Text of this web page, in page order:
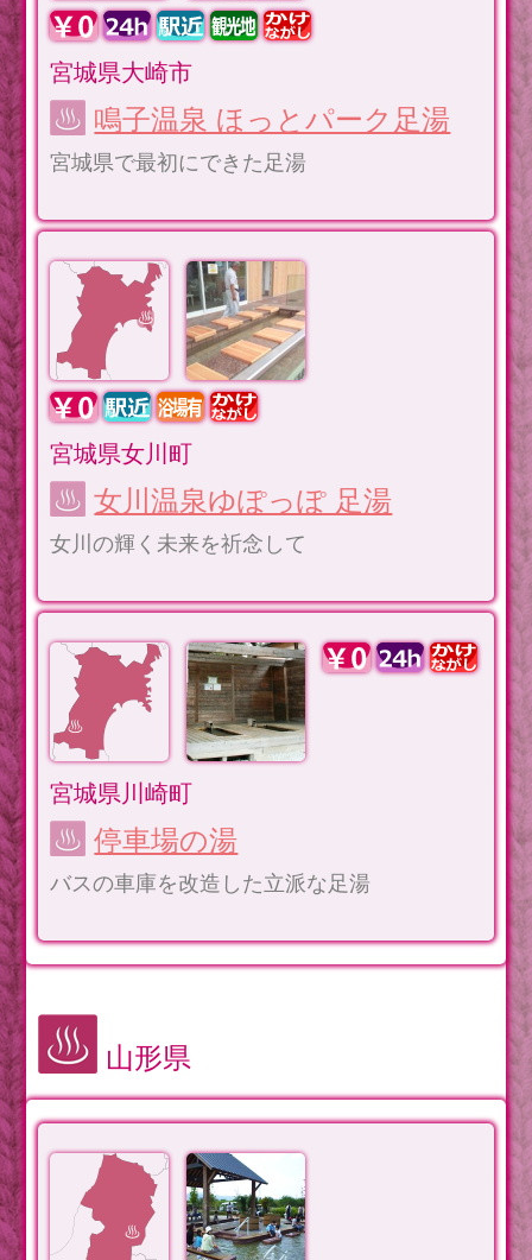
宮城県大崎市
鳴子温泉 ほっとパーク足湯
宮城県で最初にできた足湯
宮城県女川町
女川温泉ゆぽっぽ 足湯
女川の輝く未来を祈念して
宮城県川崎町
停車場の湯
バスの車庫を改造した立派な足湯
山形県